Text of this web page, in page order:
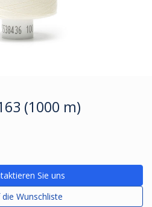
(1000 m)
Sie uns
Wunschliste